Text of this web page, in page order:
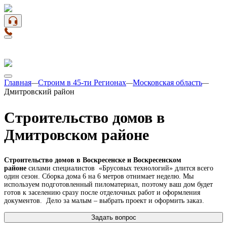
Главная—Строим в 45-ти Регионах—Московская область—
Дмитровский район
Строительство домов в
Дмитровском районе
Строительство домов в Воскресенске и Воскресенском
районе силами специалистов «Брусовых технологий» длится всего
один сезон. Сборка дома 6 на 6 метров отнимает неделю. Мы
используем подготовленный пиломатериал, поэтому ваш дом будет
готов к заселению сразу после отделочных работ и оформления
документов. Дело за малым – выбрать проект и оформить заказ.
Задать вопрос